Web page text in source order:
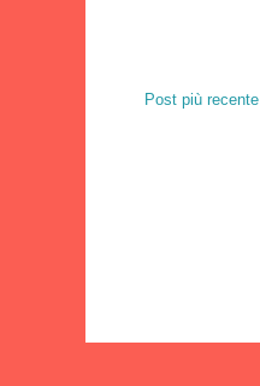
Post più recente